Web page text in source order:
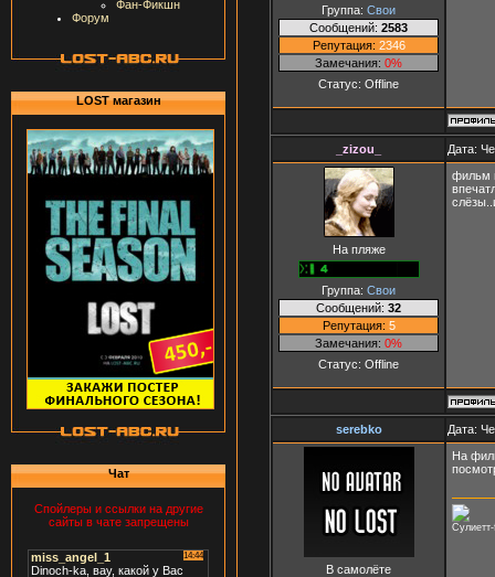
Фан-Фикшн
Форум
LOST магазин
Чат
Спойлеры и ссылки на другие
сайты в чате запрещены
Группа: Свои
Сообщений: 2583
Репутация: 2346
Замечания: 0%
Статус: Offline
_zizou_ Дата:
На пляже
Группа: Свои
Сообщений: 32
Репутация: 5
Замечания: 0%
Статус: Offline
фильм
serebko Дата:
В самолёте
На